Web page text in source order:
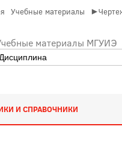
Учебные материалы
материалы МГУИЭ
И СПРАВОЧНИКИ